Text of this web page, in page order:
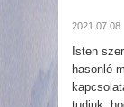
2021.07.08.
Isten
hasonló